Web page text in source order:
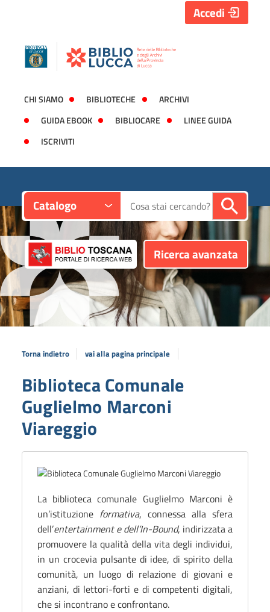
CHI SIAMO BIBLIOTECHE
ARCHIVI
GUIDA EBOOK
BIBLIOCARE
LINEE GUIDA
ISCRIVITI
Accedi
Catalogo Cerca su "Catalogo"
Ricerca avanzata
Torna indietro vai alla pagina principale
Biblioteca Comunale
Guglielmo Marconi
Viareggio
La biblioteca comunale Guglielmo Marconi è
un’istituzioneformativa, connessa alla sfera
dell’entertainment e dell’In-Bound, indirizzata a
promuovere la qualità della vita degli individui,
in un crocevia pulsante di idee, di spirito della
comunità, un luogo di relazione di giovani e
anziani, di lettori-forti e di competenti digitali,
che si incontrano e confrontano.